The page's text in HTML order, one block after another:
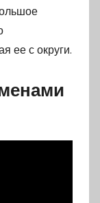
ее с округи.